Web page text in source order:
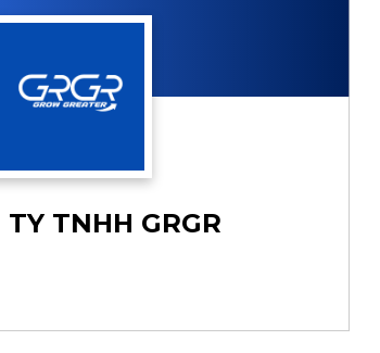
TY TNHH GRGR